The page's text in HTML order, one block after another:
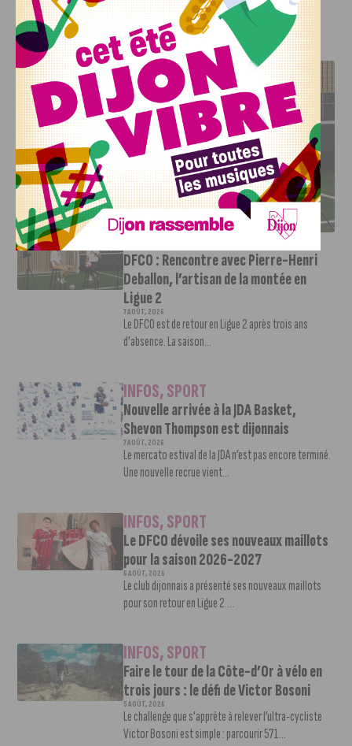
J'AIME LE DFCO
DFCO : RENCONTRE AVEC PIERRE-HENRI DEBALLON,
L’ARTISAN DE LA MONTÉE EN LIGUE 2
INFOS
DFCO : Rencontre avec Pierre-Henri
Deballon, l’artisan de la montée en
Ligue 2
7 AOÛT, 2026
Le DFCO est de retour en Ligue 2 après trois ans
d’absence. La saison...
INFOS,SPORT
Nouvelle arrivée à la JDA Basket,
Shevon Thompson est dijonnais
7 AOÛT, 2026
Le mercato estival de la JDA n’est pas encore terminé.
Une nouvelle recrue vient...
INFOS,SPORT
Le DFCO dévoile ses nouveaux maillots
pour la saison 2026-2027
6 AOÛT, 2026
Le club dijonnais a présenté ses nouveaux maillots
pour son retour en Ligue 2....
INFOS,SPORT
Faire le tour de la Côte-d’Or à vélo en
trois jours : le défi de Victor Bosoni
5 AOÛT, 2026
Le challenge que s’apprête à relever l’ultra-cycliste
Victor Bosoni est simple : parcourir 571...